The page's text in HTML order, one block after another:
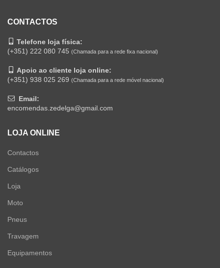
CONTACTOS
Telefone loja física:
(+351) 222 080 745 (Chamada para a rede fixa nacional)
Apoio ao cliente loja online:
(+351) 938 025 269 (Chamada para a rede móvel nacional)
Email:
encomendas.zedelga@gmail.com
LOJA ONLINE
Contactos
Catálogos
Loja
Moto
Pneus
Travagem
Equipamentos